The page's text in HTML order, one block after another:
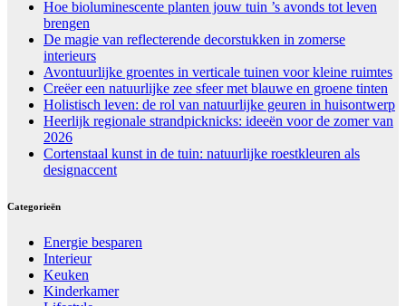
Hoe bioluminescente planten jouw tuin ’s avonds tot leven
brengen
De magie van reflecterende decorstukken in zomerse
interieurs
Avontuurlijke groentes in verticale tuinen voor kleine ruimtes
Creëer een natuurlijke zee sfeer met blauwe en groene tinten
Holistisch leven: de rol van natuurlijke geuren in huisontwerp
Heerlijk regionale strandpicknicks: ideeën voor de zomer van
2026
Cortenstaal kunst in de tuin: natuurlijke roestkleuren als
designaccent
Categorieën
Energie besparen
Interieur
Keuken
Kinderkamer